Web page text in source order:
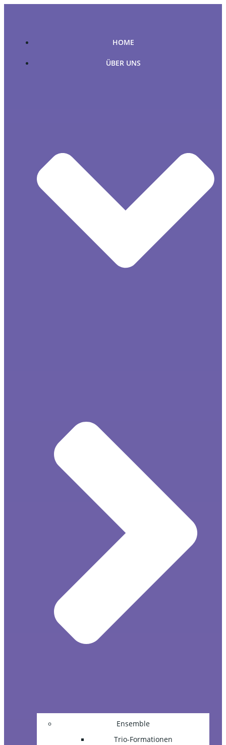
HOME
ÜBER UNS
Ensemble
Trio-Formationen